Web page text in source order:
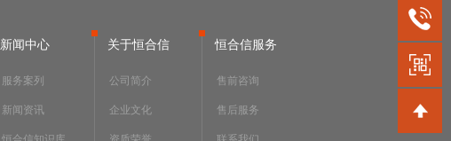
新闻中心
服务案列
新闻资讯
关于恒合信
公司简介
企业文化
恒合信服务
售前咨询
售后服务